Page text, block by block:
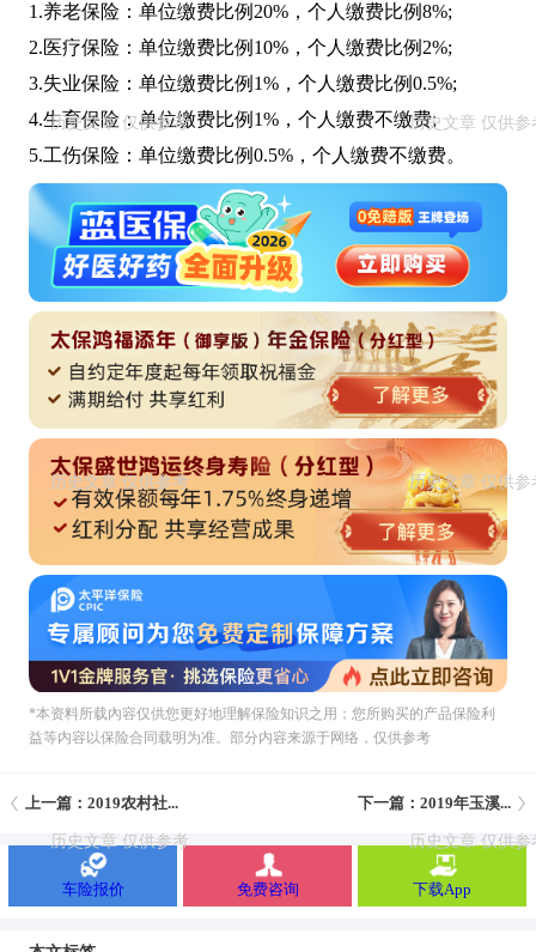
1.养老保险：单位缴费比例20%，个人缴费比例8%;
2.医疗保险：单位缴费比例10%，个人缴费比例2%;
3.失业保险：单位缴费比例1%，个人缴费比例0.5%;
4.生育保险：单位缴费比例1%，个人缴费不缴费;
5.工伤保险：单位缴费比例0.5%，个人缴费不缴费。
*本资料所载內容仅供您更好地理解保险知识之用；您所购买的产品保险利
益等内容以保险合同载明为准。部分内容来源于网络，仅供参考
上一篇：2019农村社... 下一篇：2019年玉溪...
车险报价 免费咨询 下载App